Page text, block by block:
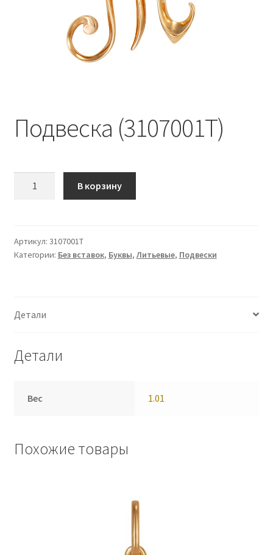
Подвеска (3107001Т)
В корзину
Артикул: 3107001Т
Категории: Без вставок, Буквы,Литьевые, Подвески
Детали
Детали
Вес 1.01
Похожие товары